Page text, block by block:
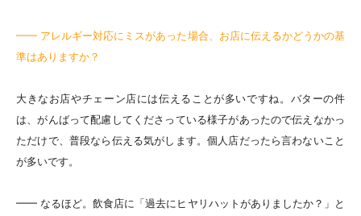
━━ アレルギー対応にミスがあった場合、お店に伝えるかどうかの基
準はありますか？
大きなお店やチェーン店には伝えることが多いですね。バターの件
は、がんばって配慮してくださっている様子があったので伝えなかっ
ただけで、普段なら伝える気がします。個人店だったら言わないこと
が多いです。
━━ なるほど。飲食店に「過去にヒヤリハットがありましたか？」と